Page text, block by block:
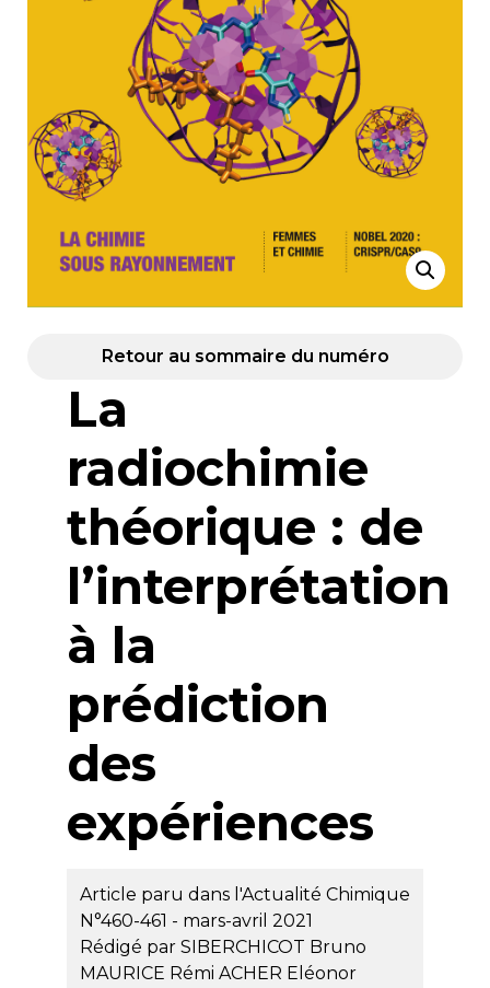
Retour au sommaire du numéro
La
radiochimie
théorique : de
l’interprétation
à la
prédiction
des
expériences
Article paru dans l'Actualité Chimique
N°460-461 - mars-avril 2021
Rédigé par SIBERCHICOT Bruno
MAURICE Rémi ACHER Eléonor